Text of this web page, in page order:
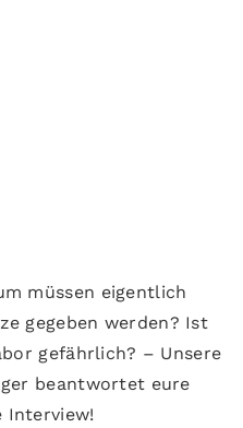
müssen eigentlich
gegeben werden? Ist
gefährlich? – Unsere
beantwortet eure
Interview!